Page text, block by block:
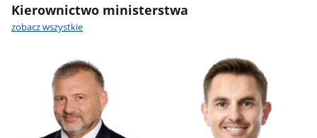
Kierownictwo ministerstwa
zobacz wszystkie